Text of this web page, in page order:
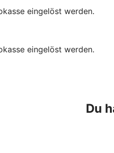
eingelöst werden.
eingelöst werden.
Du